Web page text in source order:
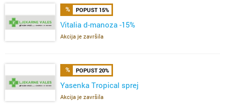
POPUST 15%
Vitalia d-manoza -15%
Akcija je završila
POPUST 20%
Yasenka Tropical sprej
Akcija je završila